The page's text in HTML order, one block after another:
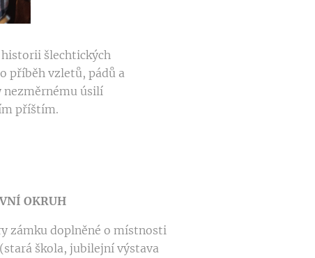
šlechtických
příběh vzletů, pádů a
úsilí
příštím.
OKRUH
zámku doplněné o místnosti
škola, jubilejní výstava